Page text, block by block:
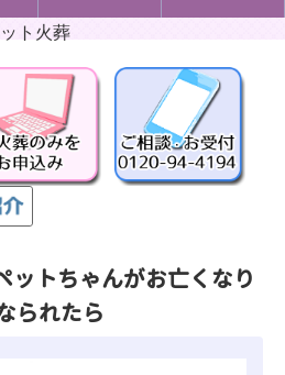
ト火葬
ットちゃんがお亡くなり
られたら